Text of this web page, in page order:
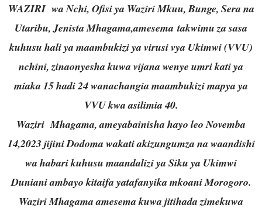
WAZIRI wa Nchi, Ofisi ya Waziri Mkuu, Bunge, Sera na
Utaribu, Jenista Mhagama,amesema takwimu za sasa
kuhusu hali ya maambukizi ya virusi vya Ukimwi (VVU)
nchini, zinaonyesha kuwa vijana wenye umri kati ya
miaka 15 hadi 24 wanachangia maambukizi mapya ya
VVU kwa asilimia 40.
Waziri Mhagama, ameyabainisha hayo leo Novemba
14,2023 jijini Dodoma wakati akizungumza na waandishi
wa habari kuhusu maandalizi ya Siku ya Ukimwi
Duniani ambayo kitaifa yatafanyika mkoani Morogoro.
Waziri Mhagama amesema kuwa jitihada zimekuwa